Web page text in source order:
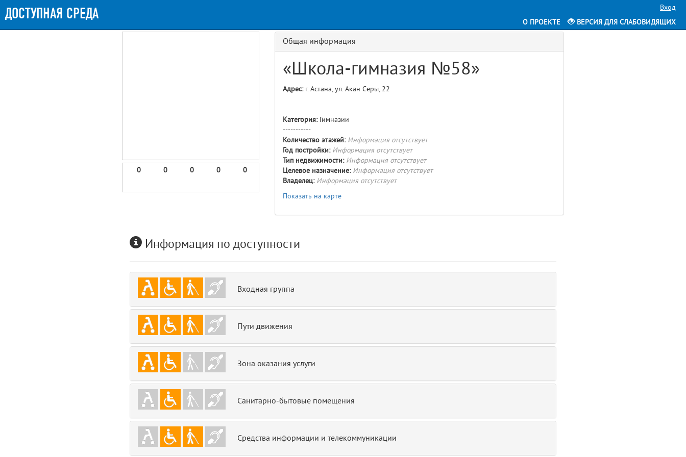
ДОСТУПНАЯ СРЕДА
Вход
О ПРОЕКТЕ
ВЕРСИЯ ДЛЯ СЛАБОВИДЯЩИХ
0 0 0 0 0
Общая информация
«Школа-гимназия №58»
Адрес:г. Астана, ул. Акан Серы, 22
Категория:Гимназии
-----------
Количество этажей: Информация отсутствует
Год постройки: Информация отсутствует
Тип недвижимости: Информация отсутствует
Целевое назначение: Информация отсутствует
Владелец: Информация отсутствует
Показать на карте
Информация по доступности
Входная группа
Пути движения
Зона оказания услуги
Санитарно-бытовые помещения
Средства информации и телекоммуникации